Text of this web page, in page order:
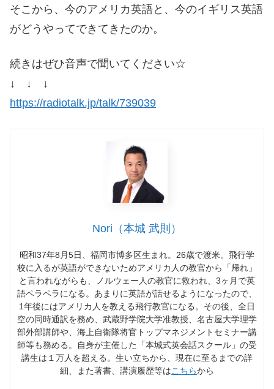
そこから、今のアメリカ英語と、今のイギリス英語
がどうやってできてきたのか。
続きはぜひ音声で聞いてください☆
↓ ↓ ↓
https://radiotalk.jp/talk/739039
Nori（本城 武則）
昭和37年8月5日、福岡市博多区生まれ。26歳で渡米。飛行学
校に入るが英語ができないためアメリカ人の教官から「帰れ」
と言われながらも、ノルウェー人の教官に救われ、3ヶ月で英
語ペラペラになる。あまりに英語が話せるようになったので、
1年後にはアメリカ人を教える飛行教官になる。その後、全日
空の同時通訳を務め、武蔵野学院大学准教授、名古屋大学理学
部外部講師や、海上自衛隊将官トップマネジメントセミナー講
師等も務める。自身が主催した「本城式英会話スクール」の受
講生は１万人を超える。生い立ちから、現在に至るまでの詳
細、また著書、講演履歴等はこちらから